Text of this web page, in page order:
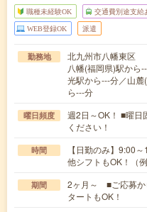
職種未経験OK 交通費別途支給
WEB登録OK 派遣
勤務地
北九州市八幡東区
八幡(福岡県)駅から
光駅から---分／山
ら---分
曜日頻度
週2日～OK！ ■曜日
ください！
時間
【日勤のみ】9:00
他シフトもOK！（
期間
2ヶ月～ ■ご応募か
タートもOK！